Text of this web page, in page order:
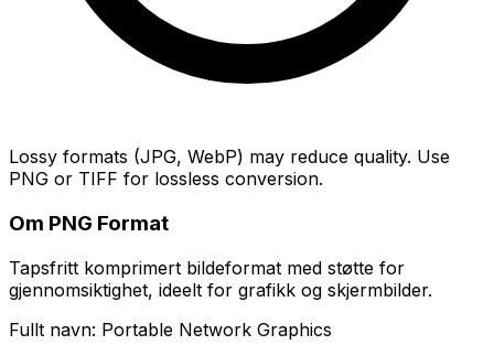
Lossy formats (JPG, WebP) may reduce quality. Use
PNG or TIFF for lossless conversion.
Om PNG Format
Tapsfritt komprimert bildeformat med støtte for
gjennomsiktighet, ideelt for grafikk og skjermbilder.
Fullt navn: Portable Network Graphics